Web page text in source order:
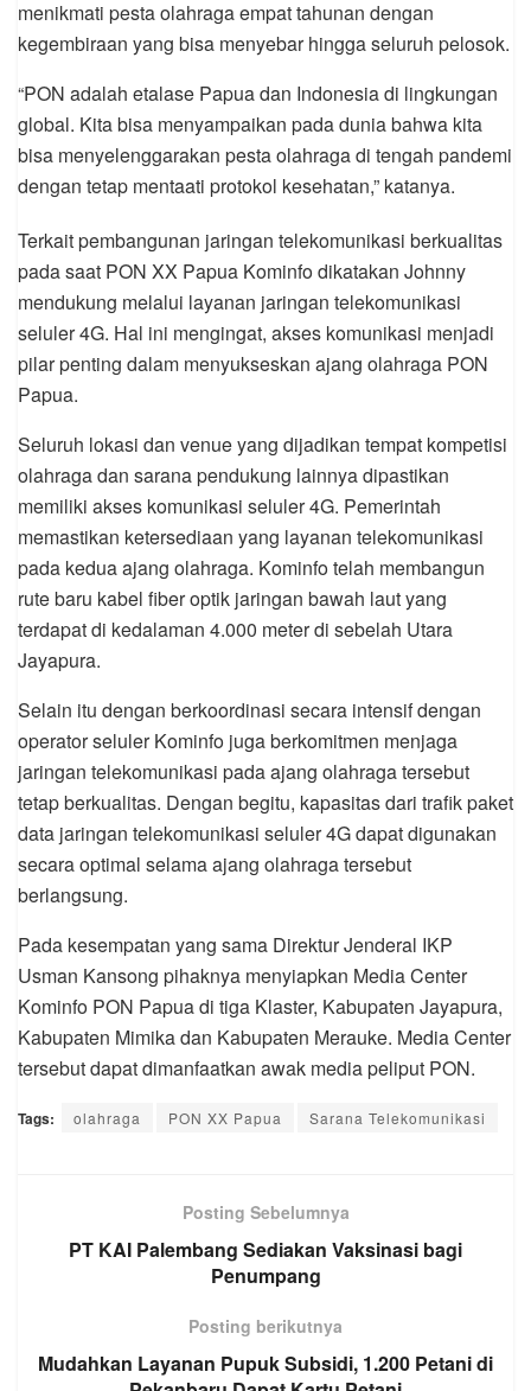
menikmati pesta olahraga empat tahunan dengan
kegembiraan yang bisa menyebar hingga seluruh pelosok.
“PON adalah etalase Papua dan Indonesia di lingkungan
global. Kita bisa menyampaikan pada dunia bahwa kita
bisa menyelenggarakan pesta olahraga di tengah pandemi
dengan tetap mentaati protokol kesehatan,” katanya.
Terkait pembangunan jaringan telekomunikasi berkualitas
pada saat PON XX Papua Kominfo dikatakan Johnny
mendukung melalui layanan jaringan telekomunikasi
seluler 4G. Hal ini mengingat, akses komunikasi menjadi
pilar penting dalam menyukseskan ajang olahraga PON
Papua.
Seluruh lokasi dan venue yang dijadikan tempat kompetisi
olahraga dan sarana pendukung lainnya dipastikan
memiliki akses komunikasi seluler 4G. Pemerintah
memastikan ketersediaan yang layanan telekomunikasi
pada kedua ajang olahraga. Kominfo telah membangun
rute baru kabel fiber optik jaringan bawah laut yang
terdapat di kedalaman 4.000 meter di sebelah Utara
Jayapura.
Selain itu dengan berkoordinasi secara intensif dengan
operator seluler Kominfo juga berkomitmen menjaga
jaringan telekomunikasi pada ajang olahraga tersebut
tetap berkualitas. Dengan begitu, kapasitas dari trafik paket
data jaringan telekomunikasi seluler 4G dapat digunakan
secara optimal selama ajang olahraga tersebut
berlangsung.
Pada kesempatan yang sama Direktur Jenderal IKP
Usman Kansong pihaknya menyiapkan Media Center
Kominfo PON Papua di tiga Klaster, Kabupaten Jayapura,
Kabupaten Mimika dan Kabupaten Merauke. Media Center
tersebut dapat dimanfaatkan awak media peliput PON.
Tags: olahraga PON XX Papua Sarana Telekomunikasi
Posting Sebelumnya
PT KAI Palembang Sediakan Vaksinasi bagi
Penumpang
Posting berikutnya
Mudahkan Layanan Pupuk Subsidi, 1.200 Petani di